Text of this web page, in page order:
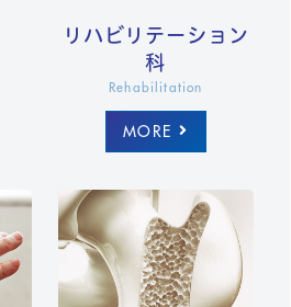
リハビリテーション
科
Rehabilitation
MORE